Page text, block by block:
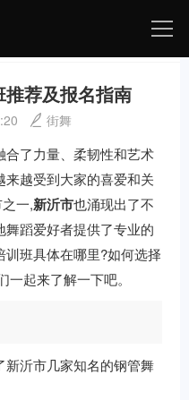
荐及报名指南
街舞
合了力量、柔韧性和艺术
越受到大家的喜爱和关
一,新沂市也涌现出了不
蹈爱好者提供了专业的
班具体在哪里?如何选择
起来了解一下吧。
沂市几家知名的钢管舞